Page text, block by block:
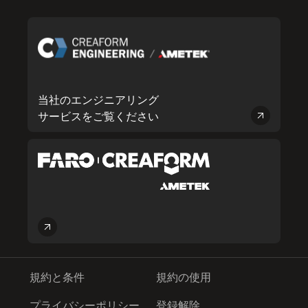
舗以上の世界中の販売店ネットワークを通して、85ヶ国以上
で事業を展開しています。Creaformが関係を築き、比類ない
品を提供し、工業技術ソリューションをリードする、年間売
上高70億ドルのグローバルリーダーであるAMETEK, Inc.のビ
ジネスユニットです。 【報道関係者お問い合わせ】 アメテッ
統括責任者 織田 源太 Tel:03-4400-2460 (部門代表) |
Fax:03-4400-2301genta.oda@ametek.com
る、年間売上高70億ドルのグローバルリーダーである
AMETEK, Inc.のビジネスユニットです。 creaform3d.com/ja
Tel:03-4400-2460 (部門代表) | Fax:03-4400-2301
genta.oda@ametek.com | www.creaform3d.com
消費者製品、研究・教育といった様々な業界の何千人もの専
門家たちが、Creaformと共に「革新が形になる」のを目の当
売店ネットワークを通して、世界中85ヶ国以上で事業を展開
しています。Creaformが関係を築き、比類ない顧客サービス
を提供できるのは、これらのネットワークがあるからです。
業技術ソリューションをリードする、年間売上高70億ドルの
グローバルリーダーであるAMETEK, Inc.のビジネスユニット
です。 creaform3d.com/ja 【報道関係者お問い合わせ】 アメ
genta.oda@ametek.com | www.creaform3d.com
何千人もの専門家たちが、Creaformと共に「革新が形にな
る」のを目の当たりにしています。 ケベック州レヴィに本社
で事業を展開しています。Creaformが関係を築き、比類ない
顧客サービスを提供できるのは、これらパートナーネットワ
ークがあるからです。Creaformは、様々なニッチ市場に魅力
ジーソリューションのグローバルリーダーであるAMETEK,
Inc.のビジネスユニットです。 creaform3d.com/ja
ワークを通して、85ヶ国以上で事業を展開しています。
Creaformが関係を築き、比類ない顧客サービスを提供できる
リューションをリードする、年間売上高70億ドルのグローバ
ルリーダーであるAMETEK, Inc.のビジネスユニットです。
括責任者 織田 源太 Tel:03-4400-2460 (部門代表) | Fax:03-
4400-2301 genta.oda@ametek.com | www.creaform3d.com
当社のエンジニアリング
サービスをご覧ください
規約と条件 規約の使用